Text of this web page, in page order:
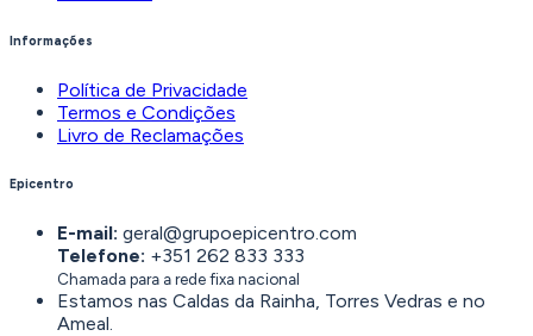
Informações
Política de Privacidade
Termos e Condições
Livro de Reclamações
Epicentro
E-mail: geral@grupoepicentro.com
Telefone: +351 262 833 333
Chamada para a rede fixa nacional
Estamos nas Caldas da Rainha, Torres Vedras e no
Ameal.